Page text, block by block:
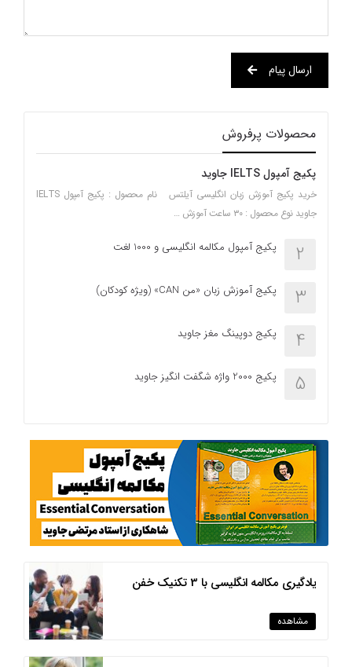
ارسال پیام
محصولات پرفروش
پکیج آمپول IELTS جاوید
خرید پکیج آموزش زبان انگلیسی آیلتس نام محصول : پکیج آمپول IELTS
جاوید نوع محصول : ۳۰ ساعت آموزش …
2 پکیج آمپول مکالمه انگلیسی و 1000 لغت
3 پکیج آموزش زبان «من CAN» (ویژه کودکان)
4 پکیج دوپینگ مغز جاوید
5 پکیج 2000 واژه شگفت انگیز جاوید
یادگیری مکالمه انگلیسی با 3 تکنیک خفن
مشاهده